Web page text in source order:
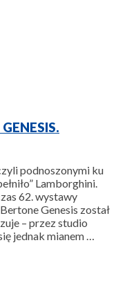
podnoszonymi ku
Lamborghini.
62. wystawy
Genesis został
– przez studio
jednak mianem …